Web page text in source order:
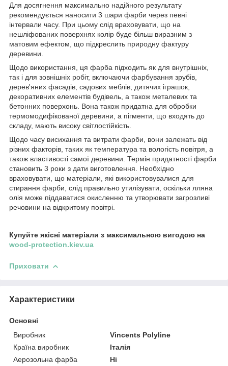
Для досягнення максимально надійного результату
рекомендується наносити 3 шари фарби через певні
інтервали часу. При цьому слід враховувати, що на
нешліфованих поверхнях колір буде більш виразним з
матовим ефектом, що підкреслить природну фактуру
деревини.
Щодо використання, ця фарба підходить як для внутрішніх,
так і для зовнішніх робіт, включаючи фарбування зрубів,
дерев'яних фасадів, садових меблів, дитячих іграшок,
декоративних елементів будівель, а також металевих та
бетонних поверхонь. Вона також придатна для обробки
термомодифікованої деревини, а пігменти, що входять до
складу, мають високу світлостійкість.
Щодо часу висихання та витрати фарби, вони залежать від
різних факторів, таких як температура та вологість повітря, а
також властивості самої деревини. Термін придатності фарби
становить 3 роки з дати виготовлення. Необхідно
враховувати, що матеріали, які використовувалися для
стирання фарби, слід правильно утилізувати, оскільки лляна
олія може піддаватися окисленню та утворювати загрозливі
речовини на відкритому повітрі.
Купуйте якісні матеріали з максимальною вигодою на
wood-protection.kiev.ua
Приховати
Характеристики
Основні
Виробник
Vincents Polyline
Країна виробник
Італія
Аерозольна фарба
Ні